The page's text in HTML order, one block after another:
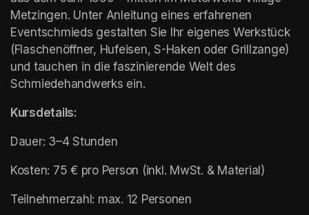
Metzingen. Unter Anleitung eines erfahrenen
Eventschmieds gestalten Sie Ihr eigenes Werkstück
(Flaschenöffner, Hufeisen, S-Haken oder Grillzange)
und tauchen in die faszinierende Welt des
Schmiedehandwerks ein.
Kursdetails:
Dauer: 3–4 Stunden
Kosten: 75 € pro Person (inkl. MwSt. & Material)
Teilnehmerzahl: max. 12 Personen